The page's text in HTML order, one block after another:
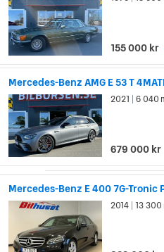
155 000 kr
Mercedes-Benz AMG E 53 T
2021 6 040
679 000 kr
Mercedes-Benz E 400 7G-Tronic
2014 13 300